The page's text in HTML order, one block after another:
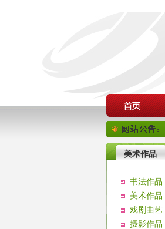
美术作品
书法作品
美术作品
戏剧曲艺
摄影作品